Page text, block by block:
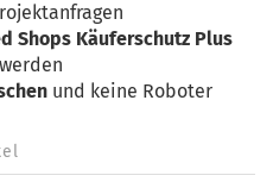
Shops Käuferschutz Plus
und keine Roboter